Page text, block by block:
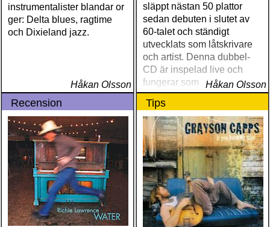
instrumentalister blandar or
ger: Delta blues, ragtime
och Dixieland jazz.
Håkan Olsson
släppt nästan 50 plattor
sedan debuten i slutet av
60-talet och ständigt
utvecklats som låtskrivare
och artist. Denna dubbel-
CD är inspelad live och
fungerar som en utmärkt
introduktion till denna
världsartist.
Håkan Olsson
Recension Tips